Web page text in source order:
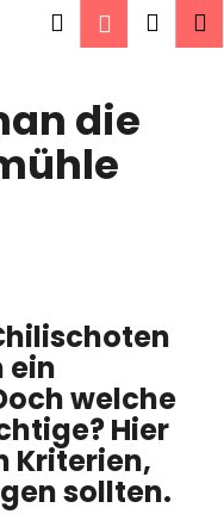
Suchen
Login
die
ein
welche
Hier
Kriterien,
sollten.